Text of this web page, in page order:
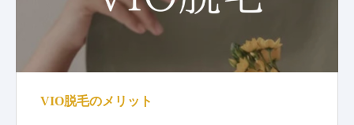
VIO脱毛のメリット